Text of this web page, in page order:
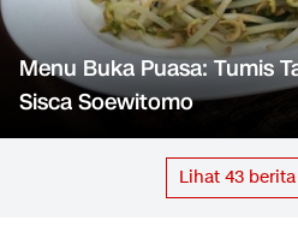
Menu Buka Puasa: Tumis
Sisca Soewitomo
Lihat 43